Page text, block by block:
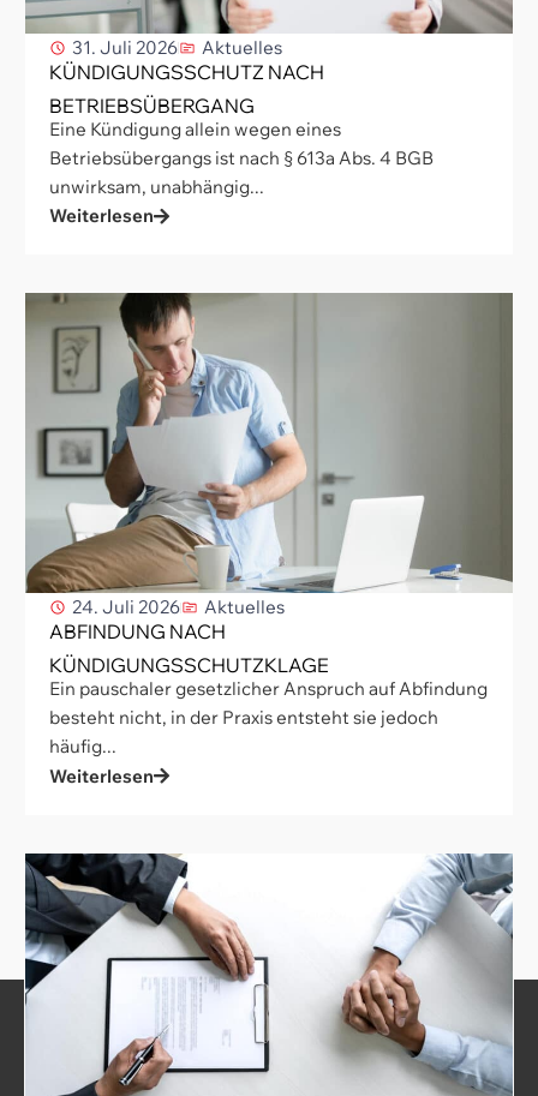
31. Juli 2026 Aktuelles
KÜNDIGUNGSSCHUTZ NACH
BETRIEBSÜBERGANG
Eine Kündigung allein wegen eines
Betriebsübergangs ist nach § 613a Abs. 4 BGB
unwirksam, unabhängig...
Weiterlesen
24. Juli 2026 Aktuelles
ABFINDUNG NACH
KÜNDIGUNGSSCHUTZKLAGE
Ein pauschaler gesetzlicher Anspruch auf Abfindung
besteht nicht, in der Praxis entsteht sie jedoch
häufig...
Weiterlesen